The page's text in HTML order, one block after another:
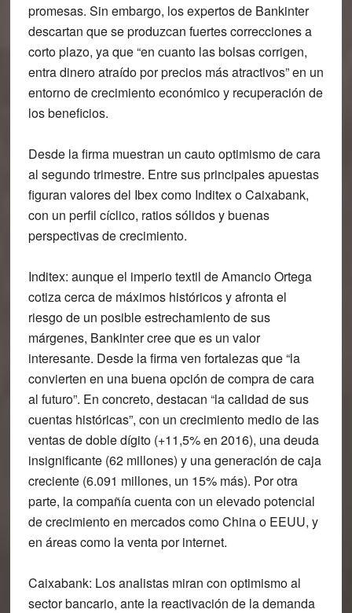
promesas. Sin embargo, los expertos de Bankinter
descartan que se produzcan fuertes correcciones a
corto plazo, ya que “en cuanto las bolsas corrigen,
entra dinero atraído por precios más atractivos” en un
entorno de crecimiento económico y recuperación de
los beneficios.
Desde la firma muestran un cauto optimismo de cara
al segundo trimestre. Entre sus principales apuestas
figuran valores del Ibex como Inditex o Caixabank,
con un perfil cíclico, ratios sólidos y buenas
perspectivas de crecimiento.
Inditex: aunque el imperio textil de Amancio Ortega
cotiza cerca de máximos históricos y afronta el
riesgo de un posible estrechamiento de sus
márgenes, Bankinter cree que es un valor
interesante. Desde la firma ven fortalezas que “la
convierten en una buena opción de compra de cara
al futuro”. En concreto, destacan “la calidad de sus
cuentas históricas”, con un crecimiento medio de las
ventas de doble dígito (+11,5% en 2016), una deuda
insignificante (62 millones) y una generación de caja
creciente (6.091 millones, un 15% más). Por otra
parte, la compañía cuenta con un elevado potencial
de crecimiento en mercados como China o EEUU, y
en áreas como la venta por internet.
Caixabank: Los analistas miran con optimismo al
sector bancario, ante la reactivación de la demanda